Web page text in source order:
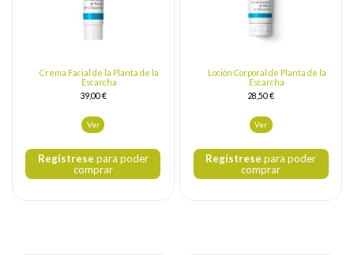
Crema Facial de la Planta de la
Escarcha
39,00 €
Ver
Regístrese para poder
comprar
Loción Corporal de Planta de la
Escarcha
28,50 €
Ver
Regístrese para poder
comprar